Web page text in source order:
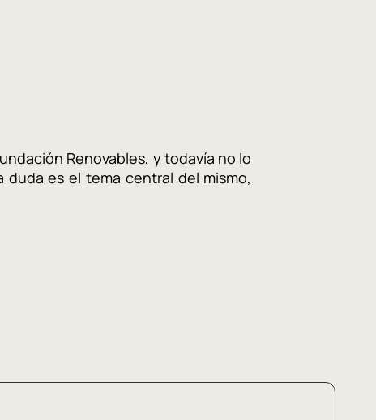
Renovables, y todavía no lo
es el tema central del mismo,